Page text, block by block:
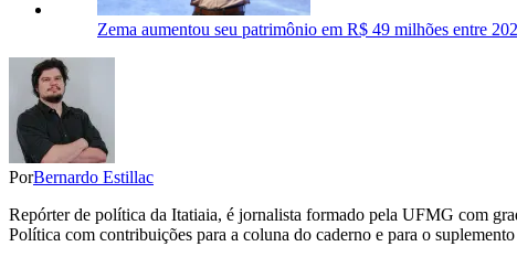
Zema aumentou seu patrimônio em R$ 49 milhões entre
PorBernardo Estillac
Repórter de política da Itatiaia, é jornalista formado pela UFMG com
Política com contribuições para a coluna do caderno e para o